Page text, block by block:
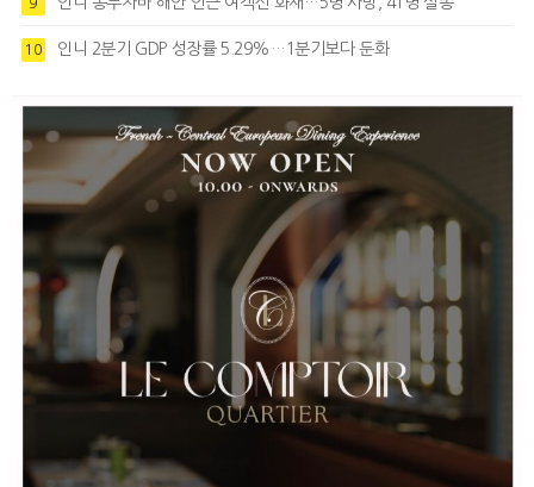
10 인니 2분기 GDP 성장률 5.29%…1분기보다 둔화